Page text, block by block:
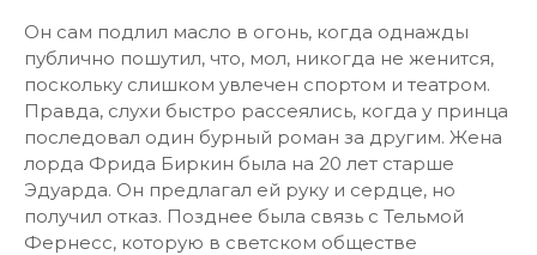
Он сам подлил масло в огонь, когда однажды
публично пошутил, что, мол, никогда не женится,
поскольку слишком увлечен спортом и театром.
Правда, слухи быстро рассеялись, когда у принца
последовал один бурный роман за другим. Жена
лорда Фрида Биркин была на 20 лет старше
Эдуарда. Он предлагал ей руку и сердце, но
получил отказ. Позднее была связь с Тельмой
Фернесс, которую в светском обществе